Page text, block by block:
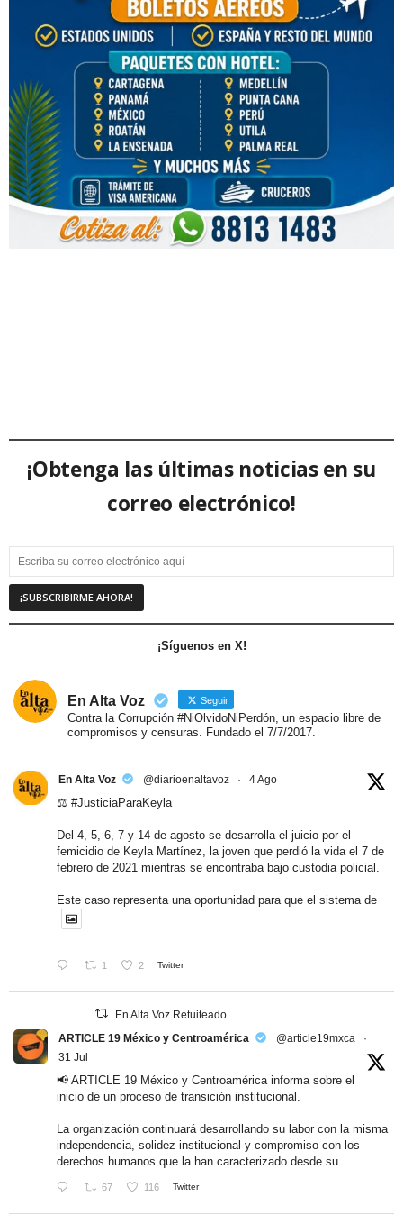
¡Obtenga las últimas noticias en su
correo electrónico!
¡Síguenos en X!
En Alta Voz Seguir
Contra la Corrupción #NiOlvidoNiPerdón, un espacio libre de
compromisos y censuras. Fundado el 7/7/2017.
En Alta Voz @diarioenaltavoz · 4 Ago
⚖️ #JusticiaParaKeyla
Del 4, 5, 6, 7 y 14 de agosto se desarrolla el juicio por el
femicidio de Keyla Martínez, la joven que perdió la vida el 7 de
febrero de 2021 mientras se encontraba bajo custodia policial.
Este caso representa una oportunidad para que el sistema de
1 2 Twitter
En Alta Voz Retuiteado
ARTICLE 19 México y Centroamérica
@article19mxca
·
31 Jul
📢 ARTICLE 19 México y Centroamérica informa sobre el
inicio de un proceso de transición institucional.
La organización continuará desarrollando su labor con la misma
independencia, solidez institucional y compromiso con los
derechos humanos que la han caracterizado desde su
67 116 Twitter